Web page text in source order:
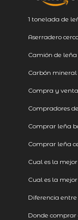
1 tonelada de
Aserradero
Camión de leña
Carbón mineral
Compra y
Compradores
Comprar leña
Comprar leña
Cual es la
Cual es la
Diferencia
Donde